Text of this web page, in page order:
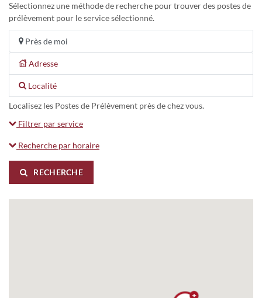
Sélectionnez une méthode de recherche pour trouver des postes de
prélèvement pour le service sélectionné.
Adresse
Localité
Près de moi
Localisez les Postes de Prélèvement près de chez vous.
Filtrer par service
Recherche par horaire
RECHERCHE